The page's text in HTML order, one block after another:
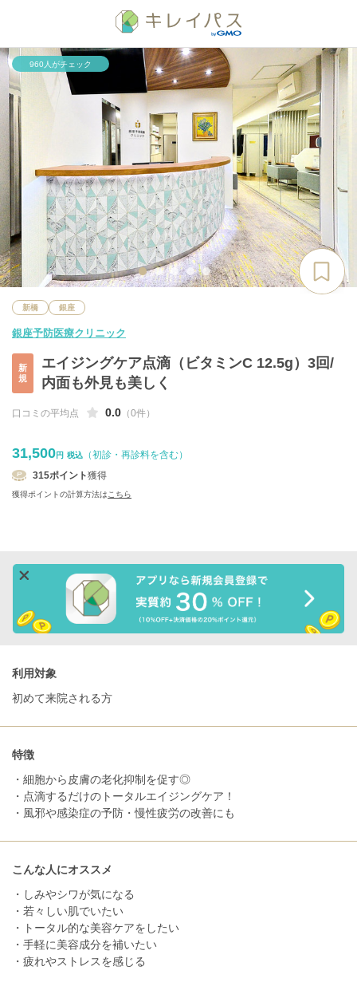
960人がチェック
新橋 銀座
銀座予防医療クリニック
新
規
エイジングケア点滴（ビタミンC 12.5g）3回/
内面も外見も美しく
口コミの平均点 0.0 （0件）
31,500円 税込
（初診・再診料を含む）
315ポイント獲得
獲得ポイントの計算方法は こちら
利用対象
初めて来院される方
特徴
・細胞から皮膚の老化抑制を促す◎
・点滴するだけのトータルエイジングケア！
・風邪や感染症の予防・慢性疲労の改善にも
こんな人にオススメ
・しみやシワが気になる
・若々しい肌でいたい
・トータル的な美容ケアをしたい
・手軽に美容成分を補いたい
・疲れやストレスを感じる